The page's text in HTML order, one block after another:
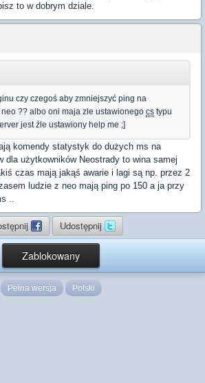
to w dobrym dziale.
czy czegoś aby zmniejszyć ping na
?? albo oni maja zle ustawionego cs typu
jest źle ustawiony help me ;]
komendy statystyk do dużych ms na
dla użytkowników Neostrady to wina samej
czas mają jakąś awarie i lagi są np. przez 2
ludzie z neo mają ping po 150 a ja przy
..
Udostępnij
Zablokowany
Pełna wersja Polski